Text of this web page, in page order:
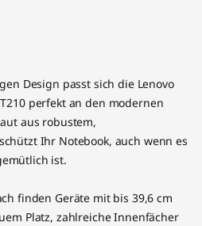
Design passt sich die Lenovo
perfekt an den modernen
aus robustem,
Ihr Notebook, auch wenn es
ist.
finden Geräte mit bis 39,6 cm
Platz, zahlreiche Innenfächer